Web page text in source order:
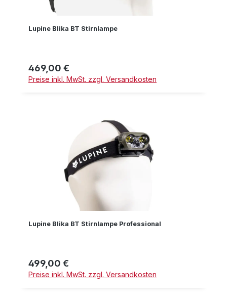
Lupine Blika BT Stirnlampe
Regulärer Preis:
469,00 €
Preise inkl. MwSt. zzgl. Versandkosten
Lupine Blika BT Stirnlampe Professional
Regulärer Preis:
499,00 €
Preise inkl. MwSt. zzgl. Versandkosten